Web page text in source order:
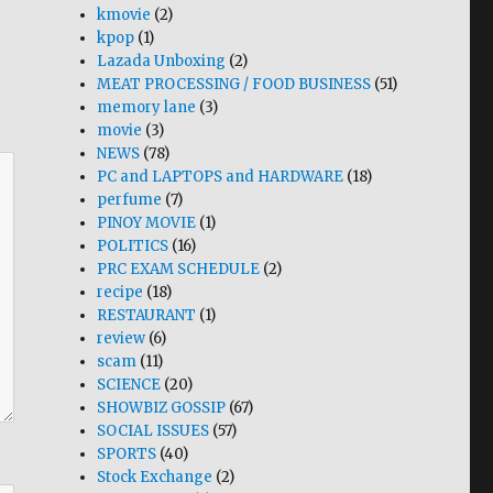
kmovie (2)
kpop (1)
Lazada Unboxing (2)
MEAT PROCESSING / FOOD BUSINESS (51)
memory lane (3)
movie (3)
NEWS (78)
PC and LAPTOPS and HARDWARE (18)
perfume (7)
PINOY MOVIE (1)
POLITICS (16)
PRC EXAM SCHEDULE (2)
recipe (18)
RESTAURANT (1)
review (6)
scam (11)
SCIENCE (20)
SHOWBIZ GOSSIP (67)
SOCIAL ISSUES (57)
SPORTS (40)
Stock Exchange (2)